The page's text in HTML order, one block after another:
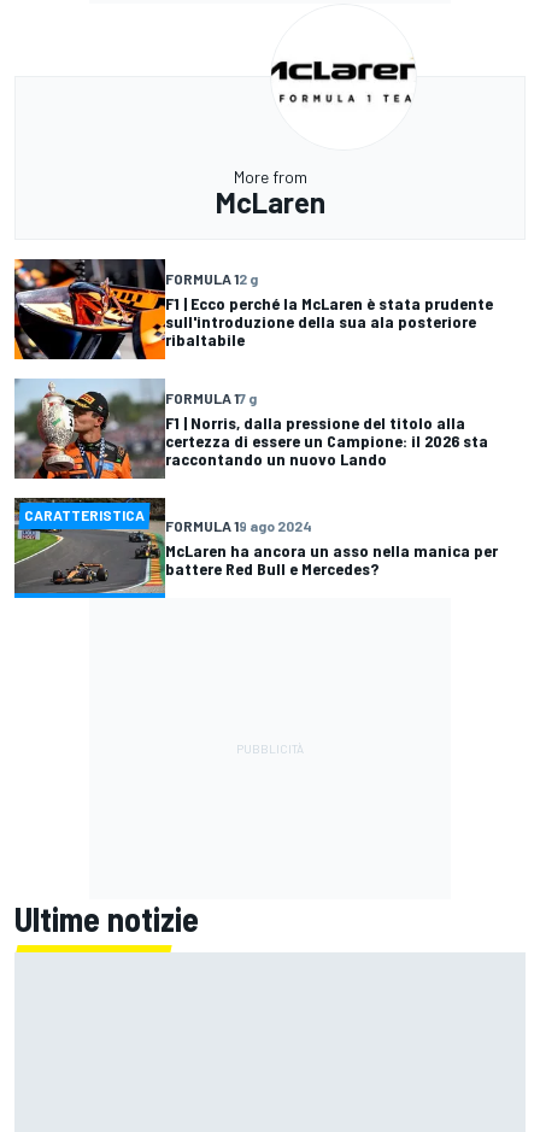
More from
McLaren
FORMULA 12 g
F1 | Ecco perché la McLaren è stata prudente
sull'introduzione della sua ala posteriore
ribaltabile
FORMULA 17 g
F1 | Norris, dalla pressione del titolo alla
certezza di essere un Campione: il 2026 sta
raccontando un nuovo Lando
CARATTERISTICA
FORMULA 19 ago 2024
McLaren ha ancora un asso nella manica per
battere Red Bull e Mercedes?
Ultime notizie